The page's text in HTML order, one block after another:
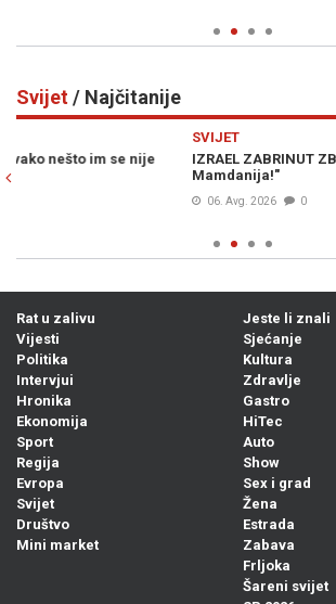
Svijet/ Najčitanije
IZRAEL ZABRINUT ZBOG POBJEDE EL-
Rat u zalivu
Vijesti
Politika
Intervjui
Hronika
Ekonomija
Sport
Regija
Evropa
Svijet
Društvo
Mini market
Jeste li znali
Sjećanje
Kultura
Zdravlje
Gastro
HiTec
Auto
Show
Sex i grad
Žena
Estrada
Zabava
Frljoka
Šareni svijet